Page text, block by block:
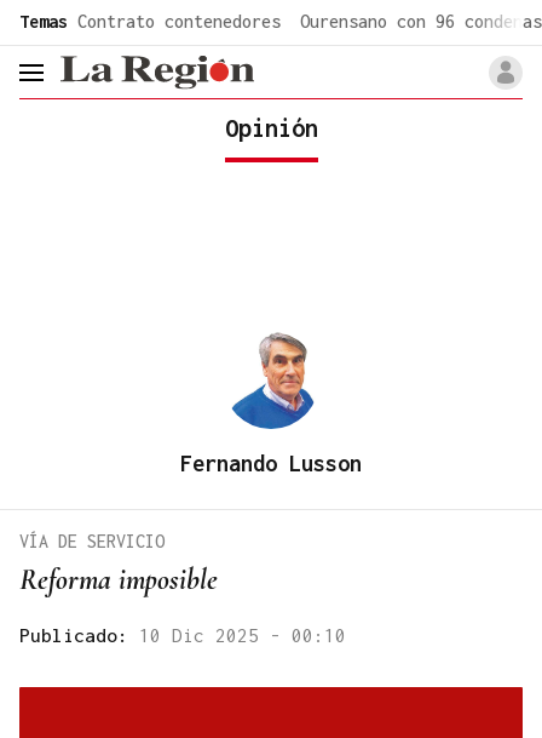
Temas Contrato contenedores Ourensano con 96 condenas
header.menu.open
Opinión
Fernando Lusson
Reforma imposible
VÍA DE SERVICIO
Publicado: 10 Dic 2025 - 00:10